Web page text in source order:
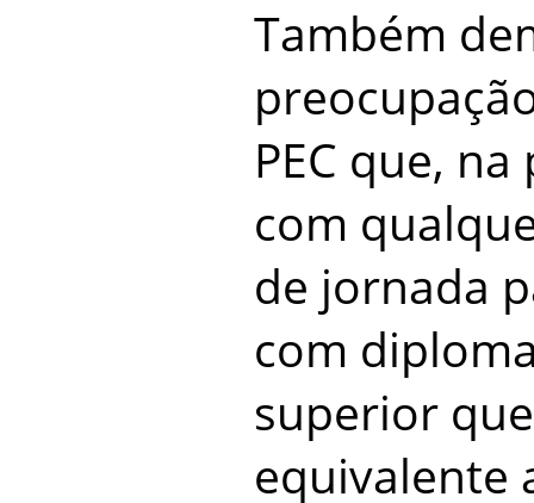
Também
PEC que,
com
de jornada
com
superior
equivalente